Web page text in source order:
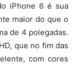
iPhone 6 é sua
maior do que o
de 4 polegadas.
que no fim das
com cores